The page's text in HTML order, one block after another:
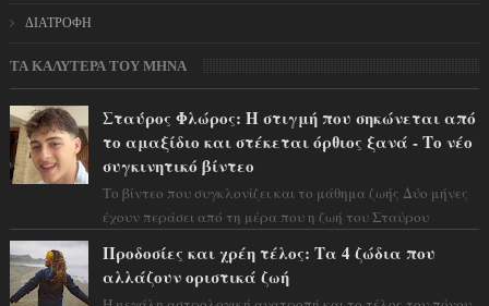
ΔΙΑΤΡΟΦΗ
ΤΑ ΚΑΛΥΤΕΡΑ ΤΟΥ ΜΗΝΑ
Σταύρος Φλώρος: Η στιγμή που σηκώνεται από
το αμαξίδιο και στέκεται όρθιος ξανά - Το νέο
συγκινητικό βίντεο
Το βίντεο που συγκλονίζει και το μάθημα ζωής Δύο μήνες
έχουν περάσει από τη μέρα που η ζωή του Σταύρου
Προδοσίες και χρέη τέλος: Τα 4 ζώδια που
αλλάζουν οριστικά ζωή